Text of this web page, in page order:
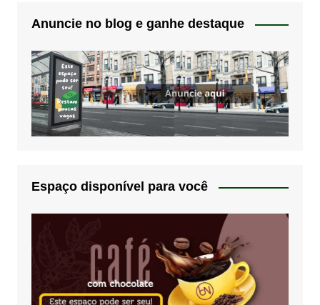
Anuncie no blog e ganhe destaque
Espaço disponível para você